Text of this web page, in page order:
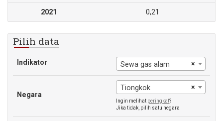
2021 0,21
Pilih data
Indikator ×
Sewa gas alam
Negara
×
Tiongkok
Ingin melihat peringkat?
Jika tidak, pilih satu negara